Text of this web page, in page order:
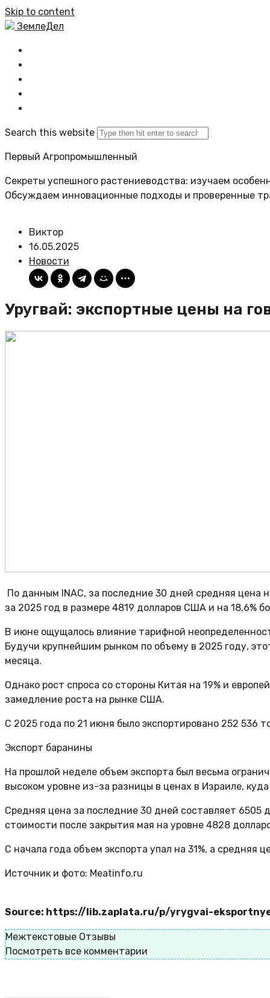
Skip to content
ЗемлеДел
Search this website
Первый Агропромышленный
Секреты успешного растениеводства: изучаем
Обсуждаем инновационные подходы и проверенные
Виктор
16.05.2025
Новости
Уругвай: экспортные цены на
По данным INAC, за последние 30 дней средняя цена
за 2025 год в размере 4819 долларов США и на 18,6%
В июне ощущалось влияние тарифной
Будучи крупнейшим рынком по объему в 2025 году,
месяца.
Однако рост спроса со стороны Китая на 19% и
замедление роста на рынке США.
С 2025 года по 21 июня было экспортировано 252 536
Экспорт баранины
На прошлой неделе объем экспорта был весьма
высоком уровне из-за разницы в ценах в Израиле,
Средняя цена за последние 30 дней составляет
стоимости после закрытия мая на уровне 4828
С начала года объем экспорта упал на 31%, а
Источник и фото: Meatinfo.ru
Source: https://lib.zaplata.ru/p/yrygvai-
Межтекстовые Отзывы
Посмотреть все комментарии